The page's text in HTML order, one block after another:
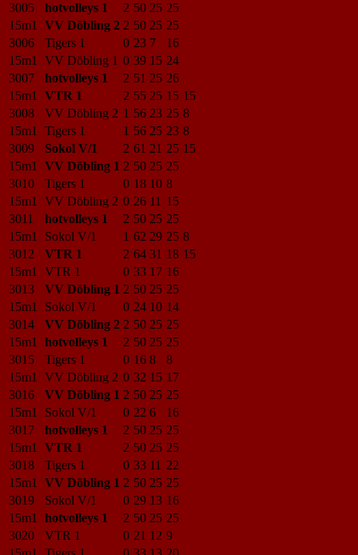
3005
hotvolleys 1 2 50 25 25
15m1
VV Döbling 2 2 50 25 25
3006
Tigers 1 0 23 7
16
15m1
VV Döbling 1 0 39 15 24
3007
hotvolleys 1 2 51 25 26
15m1
VTR 1 2 55 25 15 15
3008
VV Döbling 2 1 56 23 25 8
15m1
Tigers 1 1 56 25 23 8
3009
Sokol V/1 2 61 21 25 15
15m1
VV Döbling 1 2 50 25 25
3010
Tigers 1 0 18 10 8
15m1
VV Döbling 2 0 26 11 15
3011
hotvolleys 1 2 50 25 25
15m1
Sokol V/1 1 62 29 25 8
3012
VTR 1 2 64 31 18 15
15m1
VTR 1 0 33 17 16
3013
VV Döbling 1 2 50 25 25
15m1
Sokol V/1 0 24 10 14
3014
VV Döbling 2 2 50 25 25
15m1
hotvolleys 1 2 50 25 25
3015
Tigers 1 0 16 8
8
15m1
VV Döbling 2 0 32 15 17
3016
VV Döbling 1 2 50 25 25
15m1
Sokol V/1 0 22 6
16
3017
hotvolleys 1 2 50 25 25
15m1
VTR 1 2 50 25 25
3018
Tigers 1 0 33 11 22
15m1
VV Döbling 1 2 50 25 25
3019
Sokol V/1 0 29 13 16
15m1
hotvolleys 1 2 50 25 25
3020
VTR 1 0 21 12 9